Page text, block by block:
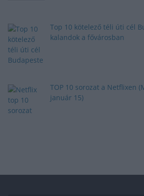
Top 10 kötelező téli úti cél
kalandok a fővárosban
TOP 10 sorozat a Netflixen
január 15)